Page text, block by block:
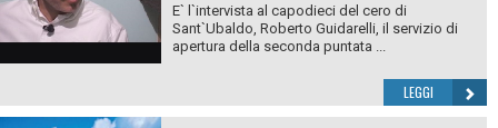
E` l`intervista al capodieci del cero di
Sant`Ubaldo, Roberto Guidarelli, il servizio di
apertura della seconda puntata ...
LEGGI